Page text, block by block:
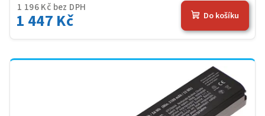
1 196 Kč bez DPH
1 447 Kč Do košíku